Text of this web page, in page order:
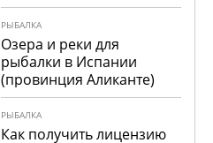
РЫБАЛКА
Озера и реки для
рыбалки в Испании
(провинция Аликанте)
РЫБАЛКА
Как получить лицензию